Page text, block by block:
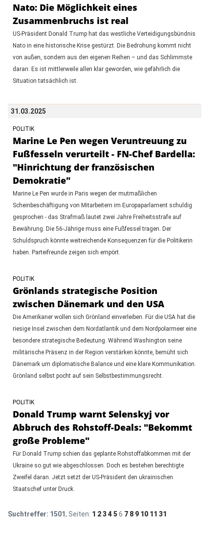
Nato: Die Möglichkeit eines
Zusammenbruchs ist real
US-Präsident Donald Trump hat das westliche Verteidigungsbündnis
Nato in eine historische Krise gestürzt. Die Bedrohung kommt nicht
von außen, sondern aus den eigenen Reihen – und das Schlimmste
daran: Es ist mittlerweile allen klar geworden, wie gefährlich die
Situation tatsächlich ist.
31.03.2025
POLITIK
Marine Le Pen wegen Veruntreuung zu
Fußfesseln verurteilt - FN-Chef Bardella:
"Hinrichtung der französischen
Demokratie"
Marine Le Pen wurde in Paris wegen der mutmaßlichen
Scheinbeschäftigung von Mitarbeitern im Europaparlament schuldig
gesprochen - das Strafmaß lautet zwei Jahre Freiheitsstrafe auf
Bewährung. Die 56-Jährige muss eine Fußfessel tragen. Der
Schuldspruch könnte weitreichende Konsequenzen für die Politikerin
haben. Parteifreunde zeigen sich empört.
POLITIK
Grönlands strategische Position
zwischen Dänemark und den USA
Die Amerikaner wollen sich Grönland einverleiben. Für die USA hat die
riesige Insel zwischen dem Nordatlantik und dem Nordpolarmeer eine
besondere strategische Bedeutung. Während Washington seine
militärische Präsenz in der Region verstärken könnte, bemüht sich
Dänemark um diplomatische Balance und eine klare Kommunikation.
Grönland selbst pocht auf sein Selbstbestimmungsrecht.
POLITIK
Donald Trump warnt Selenskyj vor
Abbruch des Rohstoff-Deals: "Bekommt
große Probleme"
Für Donald Trump schien das geplante Rohstoffabkommen mit der
Ukraine so gut wie abgeschlossen. Doch es bestehen berechtigte
Zweifel daran. Jetzt setzt der US-Präsident den ukrainischen
Staatschef unter Druck.
Suchtreffer: 1501, Seiten: 1 2 3 4 5 6 7 8 9 10 11 31